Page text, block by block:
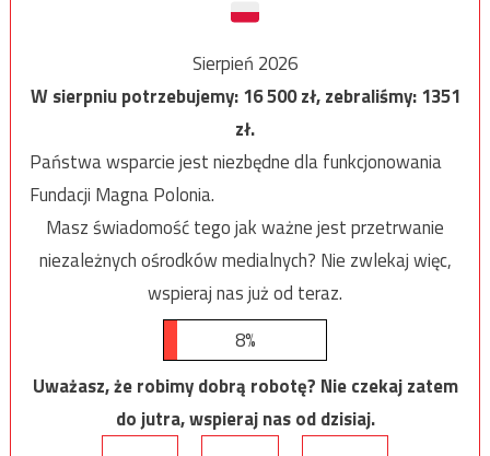
Sierpień 2026
W sierpniu potrzebujemy:16 500zł, zebraliśmy:1351
zł.
Państwa wsparcie jest niezbędne dla funkcjonowania
Fundacji Magna Polonia.
Masz świadomość tego jak ważne jest przetrwanie
niezależnych ośrodków medialnych? Nie zwlekaj więc,
wspieraj nas już od teraz.
8%
Uważasz, że robimy dobrą robotę? Nie czekaj zatem
do jutra, wspieraj nas od dzisiaj.